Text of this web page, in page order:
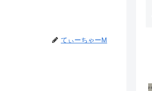
てぃーちゃーM